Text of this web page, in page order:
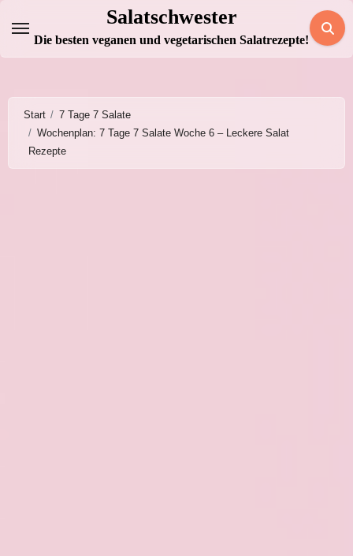
Inhalt
springen
Salatschwester
Die besten veganen und vegetarischen Salatrezepte!
Start
7 Tage 7 Salate
Wochenplan: 7 Tage 7 Salate Woche 6 – Leckere Salat
Rezepte